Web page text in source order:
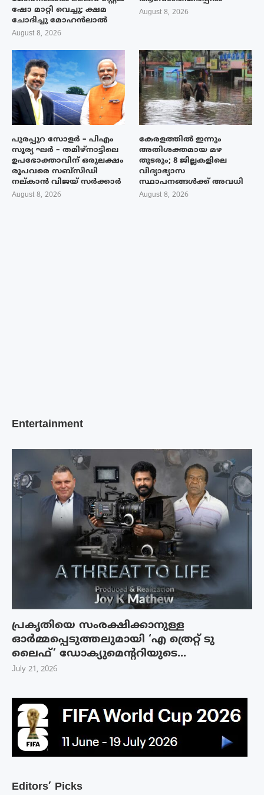
Editors’ Picks
ഷോ മാറ്റി വെച്ചു; ക്ഷമ
ചോദിച്ചു മോഹൻലാൽ
August 8, 2026
August 8, 2026
പുരപ്പുറ സോളർ – പിഎം
സൂര്യ ഘർ – തമിഴ്നാട്ടിലെ
ഉപഭോക്താവിന് ഒരുലക്ഷം
രൂപവരെ സബ്സിഡി
നല്കാൻ വിജയ് സർക്കാർ
August 8, 2026
കേരളത്തിൽ ഇന്നും
അതിശക്തമായ മഴ
തുടരും; 8 ജില്ലകളിലെ
വിദ്യാഭ്യാസ
സ്ഥാപനങ്ങൾക്ക് അവധി
August 8, 2026
Entertainment
പ്രകൃതിയെ സംരക്ഷിക്കാനുള്ള
ഓർമ്മപ്പെടുത്തലുമായി ‘എ ത്രെറ്റ് ടു
ലൈഫ്’ ഡോക്യുമെന്ററിയുടെ...
July 21, 2026